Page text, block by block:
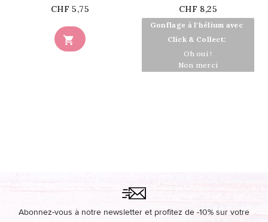

Prix
CHF 5,75
Gonflage à l'hélium avec
Click & Collect:
Oh oui !
Non merci
Prix
CHF 8,25
Abonnez-vous à notre newsletter et profitez de -10% sur votre